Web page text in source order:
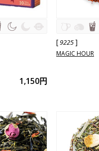
1,150円
[9225]
MAGIC HOUR